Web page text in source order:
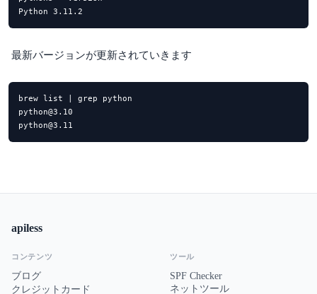
Python 3.11.2
最新バージョンが更新されていきます
brew list | grep python
python@3.10
python@3.11
apiless
コンテンツ
ブログ
クレジットカード
ツール
SPF Checker
ネットツール